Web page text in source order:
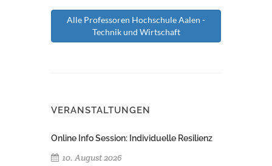
Alle Professoren Hochschule Aalen -
Technik und Wirtschaft
VERANSTALTUNGEN
Online Info Session: Individuelle Resilienz
10. August 2026